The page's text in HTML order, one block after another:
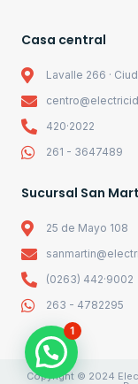
Casa central
Lavalle 266 ·
420·2022
261 - 3647489
Sucursal San
25 de Mayo 108
(0263) 442·9002
263 - 4782295
Copyright © 2024
1